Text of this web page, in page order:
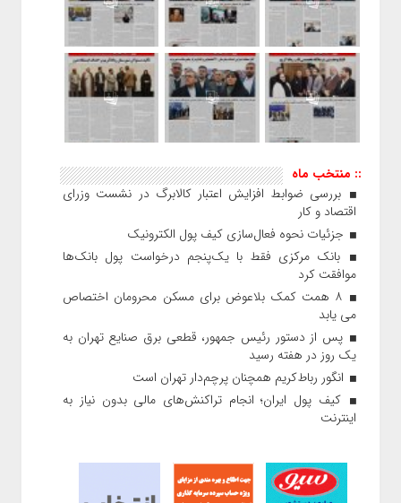
:: منتخب ماه
بررسی ضوابط افزایش اعتبار کالابرگ در نشست وزرای
اقتصاد و کار
جزئیات نحوه فعال‌سازی کیف پول الکترونیک
بانک مرکزی فقط با یک‌‎پنجم درخواست پول بانک‌ها
موافقت کرد
۸ همت کمک بلاعوض برای مسکن محرومان اختصاص
می یابد
پس از دستور رئیس‌ جمهور، قطعی برق صنایع تهران به
یک روز در هفته رسید
انگور رباط‌کریم همچنان پرچم‌دار تهران است
کیف پول ایران؛ انجام تراکنش‌های مالی بدون نیاز به
اینترنت